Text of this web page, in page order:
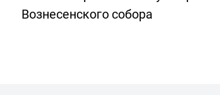
Вознесенского собора